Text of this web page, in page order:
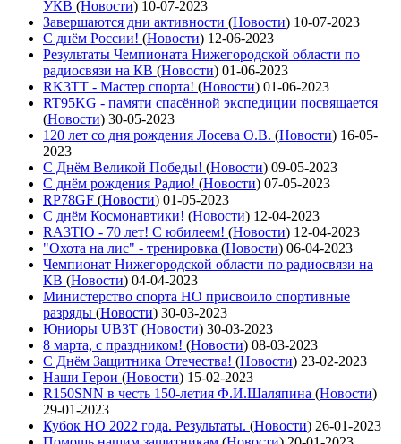
УКВ (Новости) 10-07-2023
Завершаются дни активности (Новости) 10-07-2023
С днём России! (Новости) 12-06-2023
Результаты Чемпионата Нижегородской области по
радиосвязи на КВ (Новости) 01-06-2023
RK3TT - Мастер спорта! (Новости) 01-06-2023
RT95KG - памяти спасённой экспедиции посвящается
(Новости) 30-05-2023
120 лет со дня рождения Лосева О.В. (Новости) 16-05-
2023
С Днём Великой Победы! (Новости) 09-05-2023
С днём рождения Радио! (Новости) 07-05-2023
RP78GF (Новости) 01-05-2023
С днём Космонавтики! (Новости) 12-04-2023
RA3TIO - 70 лет! С юбилеем! (Новости) 12-04-2023
"Охота на лис" - тренировка (Новости) 06-04-2023
Чемпионат Нижегородской области по радиосвязи на
КВ (Новости) 04-04-2023
Министерство спорта НО присвоило спортивные
разряды (Новости) 30-03-2023
Юниоры UB3T (Новости) 30-03-2023
8 марта, с праздником! (Новости) 08-03-2023
С Днём Защитника Отечества! (Новости) 23-02-2023
Наши Герои (Новости) 15-02-2023
R150SNN в честь 150-летия Ф.И.Шаляпина (Новости)
29-01-2023
Кубок НО 2022 года. Результаты. (Новости) 26-01-2023